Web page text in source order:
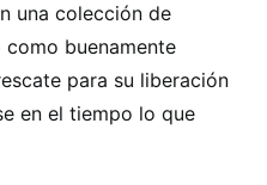
una colección de
buenamente
para su liberación
en el tiempo lo que